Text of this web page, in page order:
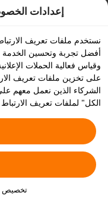
إعدادات
نستخدم ملفات تعريف
أفضل تجربة وتحسين الخدمة
وقياس فعالية الحملات
على تخزين ملفات تعريف
الشركاء الذين نعمل معهم
الكل" لملفات تعريف
تعريف الارتباط" أدناه أو
يمكنك الاطلاع على
سياسة
للحصول على المزيد من
تخصيص